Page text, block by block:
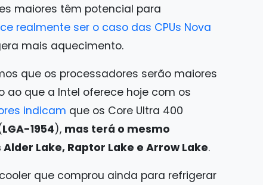
maiores têm potencial para
realmente ser o caso das CPUs Nova
mais aquecimento.
que os processadores serão maiores
ao que a Intel oferece hoje com os
indicam que os Core Ultra 400
LGA-1954), mas terá o mesmo
Lake, Raptor Lake e Arrow Lake.
que comprou ainda para refrigerar